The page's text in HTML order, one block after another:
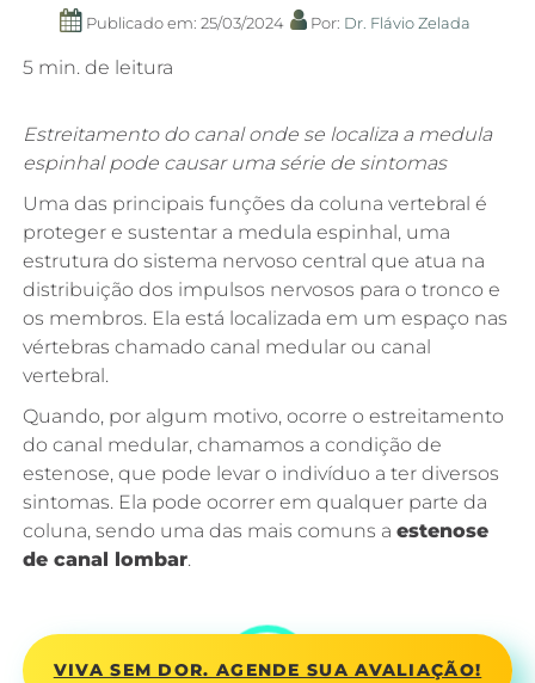
Publicado em: 25/03/2024 Por: Dr. Flávio Zelada
5 min. de leitura
Estreitamento do canal onde se localiza a medula
espinhal pode causar uma série de sintomas
Uma das principais funções da coluna vertebral é
proteger e sustentar a medula espinhal, uma
estrutura do sistema nervoso central que atua na
distribuição dos impulsos nervosos para o tronco e
os membros. Ela está localizada em um espaço nas
vértebras chamado canal medular ou canal
vertebral.
Quando, por algum motivo, ocorre o estreitamento
do canal medular, chamamos a condição de
estenose, que pode levar o indivíduo a ter diversos
sintomas. Ela pode ocorrer em qualquer parte da
coluna, sendo uma das mais comuns aestenose
de canal lombar.
VIVA SEM DOR. AGENDE SUA AVALIAÇÃO!